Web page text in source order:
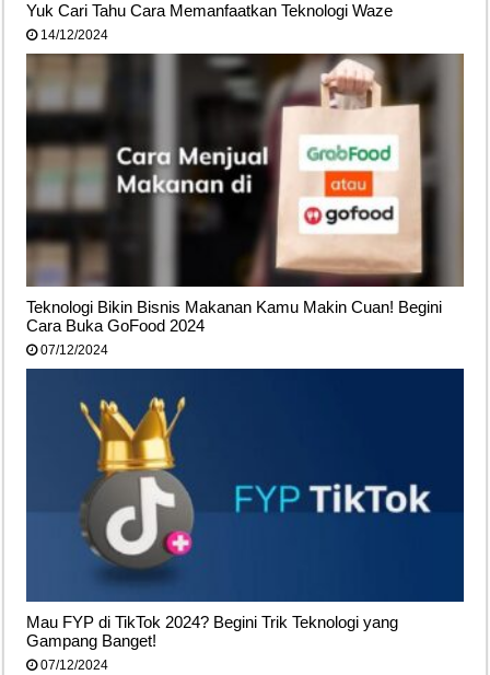
Yuk Cari Tahu Cara Memanfaatkan Teknologi Waze
14/12/2024
Teknologi Bikin Bisnis Makanan Kamu Makin Cuan! Begini
Cara Buka GoFood 2024
07/12/2024
Mau FYP di TikTok 2024? Begini Trik Teknologi yang
Gampang Banget!
07/12/2024